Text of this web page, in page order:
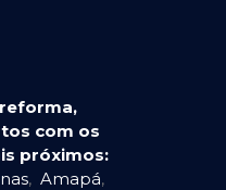
com os
próximos:
, Amapá,